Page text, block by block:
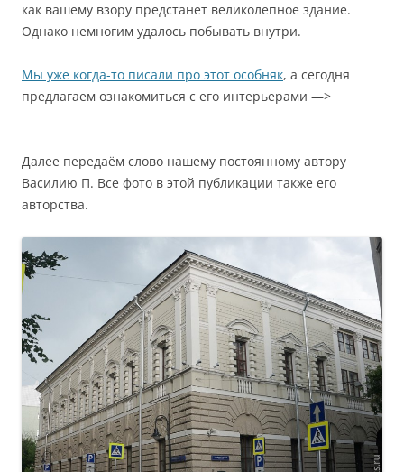
как вашему взору предстанет великолепное здание.
Однако немногим удалось побывать внутри.
Мы уже когда-то писали про этот особняк, а сегодня
предлагаем ознакомиться с его интерьерами —>
Далее передаём слово нашему постоянному автору
Василию П. Все фото в этой публикации также его
авторства.